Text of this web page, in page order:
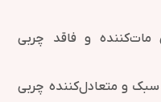
و فاقد چربی
و متعادل‌کننده چربی